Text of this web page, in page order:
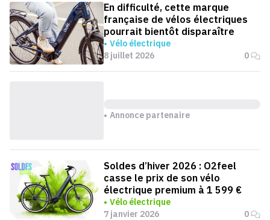
En difficulté, cette marque
française de vélos électriques
pourrait bientôt disparaître
Vélo électrique
8 juillet 2026
0
Annonce partenaire
Soldes d’hiver 2026 : O2feel
casse le prix de son vélo
électrique premium à 1 599 €
Vélo électrique
7 janvier 2026
0